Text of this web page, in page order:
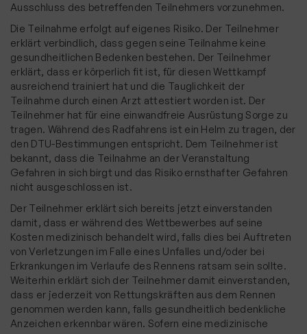
Ausschluss des betreffenden Teilnehmers vorzunehmen.
Die Teilnahme erfolgt auf eigenes Risiko. Der Teilnehmer
erklärt verbindlich, dass gegen seine Teilnahme keine
gesundheitlichen Bedenken bestehen. Der Teilnehmer
erklärt, dass er körperlich fit ist, für diesen Wettkampf
ausreichend trainiert hat und die Tauglichkeit der
Teilnahme durch einen Arzt attestiert worden ist. Der
Teilnehmer hat für eine einwandfreie Ausrüstung Sorge zu
tragen. Während des Radfahrens ist ein Helm zu tragen, der
den DTU-Bestimmungen entspricht. Dem Teilnehmer ist
bekannt, dass die Teilnahme an der Veranstaltung
Gefahren in sich birgt und das Risiko ernsthafter Gefahren
nicht ausgeschlossen ist.
Der Teilnehmer erklärt sich bereits jetzt einverstanden
damit, dass er während des Wettbewerbes auf seine
Kosten medizinisch behandelt wird, falls dies bei Auftreten
von Verletzungen im Falle eines Unfalles und/oder bei
Erkrankungen im Verlaufe des Rennens ratsam sein sollte.
Weiterhin erklärt sich der Teilnehmer damit einverstanden,
dass er jederzeit von Rettungskräften aus dem Rennen
genommen werden kann, falls gesundheitlich bedenkliche
Anzeichen erkennbar wären. Sofern eine medizinische